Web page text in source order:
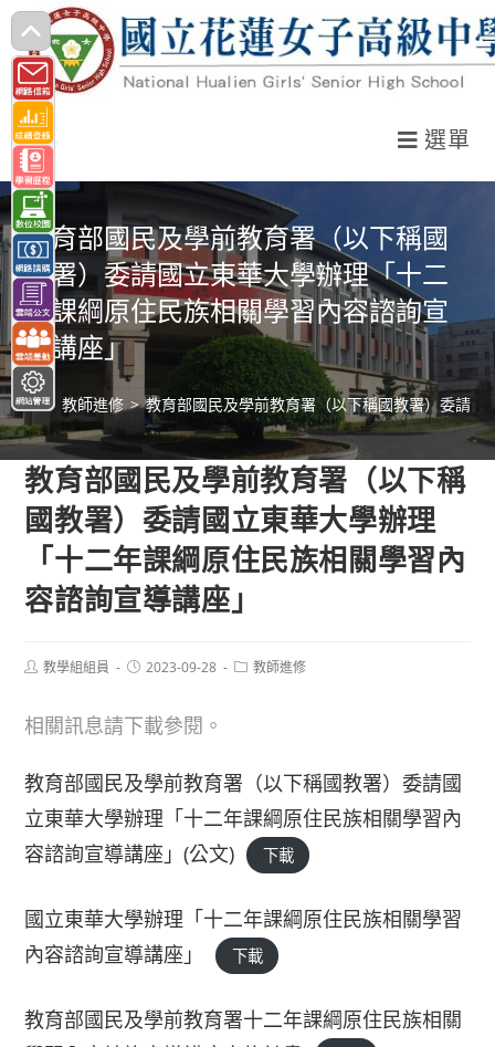
跳
轉
至
主
要
內
容
選單
教育部國民及學前教育署（以下稱國
教署）委請國立東華大學辦理「十二
年課綱原住民族相關學習內容諮詢宣
導講座」
> 教師進修 > 教育部國民及學前教育署（以下稱國教署）委請
教育部國民及學前教育署（以下稱
國教署）委請國立東華大學辦理
「十二年課綱原住民族相關學習內
容諮詢宣導講座」
Post教學組組員
Post2023-09-28
Post教師進修
相關訊息請下載參閱。
教育部國民及學前教育署（以下稱國教署）委請國
立東華大學辦理「十二年課綱原住民族相關學習內
容諮詢宣導講座」(公文)
下載
國立東華大學辦理「十二年課綱原住民族相關學習
內容諮詢宣導講座」
下載
教育部國民及學前教育署十二年課綱原住民族相關